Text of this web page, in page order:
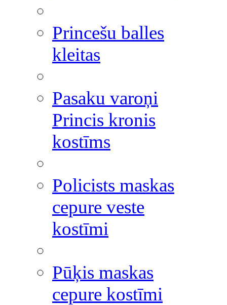
Princešu balles
kleitas
Pasaku varoņi
Princis kronis
kostīms
Policists maskas
cepure veste
kostīmi
Pūķis maskas
cepure kostīmi